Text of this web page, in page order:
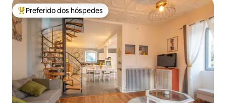
Entre os melhores preferidos dos hóspedes
Preferido dos hóspedes